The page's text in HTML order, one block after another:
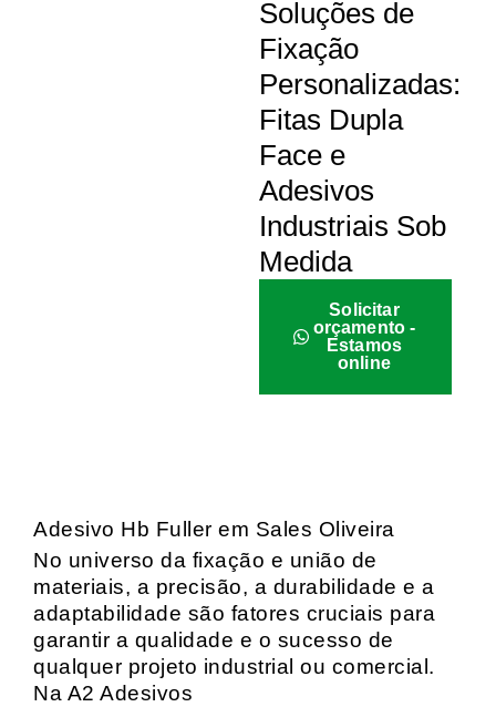
Soluções de
Fixação
Personalizadas:
Fitas Dupla
Face e
Adesivos
Industriais Sob
Medida
Solicitar
orçamento -
Estamos
online
Adesivo Hb Fuller em Sales Oliveira
No universo da fixação e união de
materiais, a precisão, a durabilidade e a
adaptabilidade são fatores cruciais para
garantir a qualidade e o sucesso de
qualquer projeto industrial ou comercial.
Na A2 Adesivos